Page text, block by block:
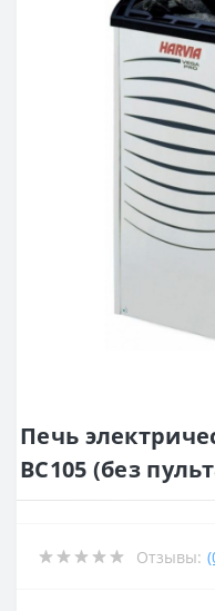
Печь
BC105 (без
Отзывы: